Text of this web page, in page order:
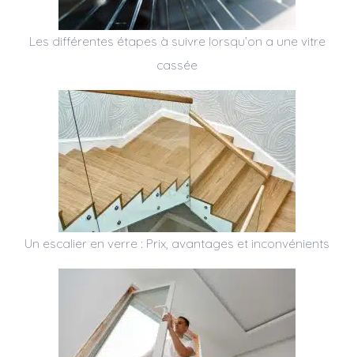
Les différentes étapes à suivre lorsqu’on a une vitre
cassée
Un escalier en verre : Prix, avantages et inconvénients